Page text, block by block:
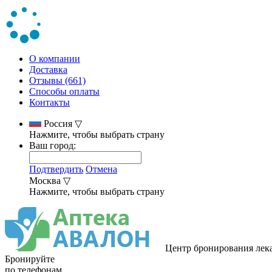
О компании
Доставка
Отзывы (661)
Способы оплаты
Контакты
Россия ▽
Нажмите, чтобы выбрать страну
Ваш город:
Подтвердить Отмена
Москва ▽
Нажмите, чтобы выбрать страну
Центр бронирования
Бронируйте
по телефонам